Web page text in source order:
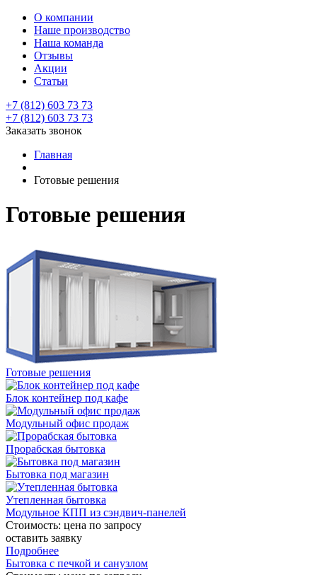
О компании
Наше производство
Наша команда
Отзывы
Акции
Статьи
+7 (812) 603 73 73
+7 (812) 603 73 73
Заказать звонок
Главная
Готовые решения
Готовые решения
Готовые решения
Блок контейнер под кафе
Модульный офис продаж
Прорабская бытовка
Бытовка под магазин
Утепленная бытовка
Модульное КПП из сэндвич-панелей
Стоимость: цена по запросу
оставить заявку
Подробнее
Бытовка с печкой и санузлом